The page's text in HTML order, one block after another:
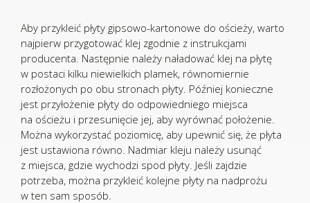
Aby przykleić płyty gipsowo-kartonowe do ościeży, warto
najpierw przygotować klej zgodnie z instrukcjami
producenta. Następnie należy naładować klej na płytę
w postaci kilku niewielkich plamek, równomiernie
rozłożonych po obu stronach płyty. Później konieczne
jest przyłożenie płyty do odpowiedniego miejsca
na ościeżu i przesunięcie jej, aby wyrównać położenie.
Można wykorzystać poziomicę, aby upewnić się, że płyta
jest ustawiona równo. Nadmiar kleju należy usunąć
z miejsca, gdzie wychodzi spod płyty. Jeśli zajdzie
potrzeba, można przykleić kolejne płyty na nadprożu
w ten sam sposób.